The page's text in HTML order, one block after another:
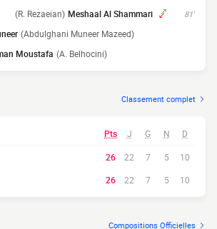
81'
Meshaal Al Shammari
(R. Rezaeian)
(Abdulghani Muneer Mazeed)
Moustafa (A. Belhocini)
Classement complet
Pts J G N D
26 22 7 5
10
26 22 7 5 10
Compositions Officielles